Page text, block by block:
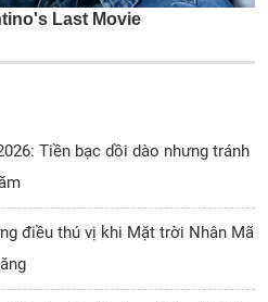
Tiền bạc dồi dào nhưng tránh
điều thú vị khi Mặt trời Nhân Mã